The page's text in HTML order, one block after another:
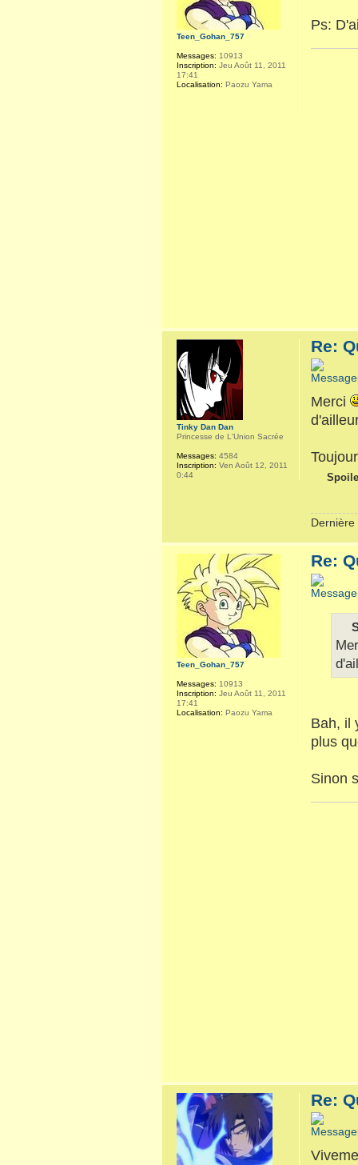
Ps:
Teen_Gohan_757
Messages: 10913
Inscription: Jeu Août 11, 2011
17:41
Localisation: Paozu Yama
Re:
Merci
Tinky Dan Dan
Princesse de L'Union Sacrée
Messages: 4584
Inscription: Ven Août 12, 2011
0:44
Re:
Bah, il
plus
Sinon
Teen_Gohan_757
Messages: 10913
Inscription: Jeu Août 11, 2011
17:41
Localisation: Paozu Yama
Re: